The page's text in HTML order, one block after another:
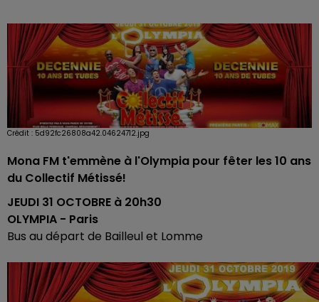
Crédit : 5d92fc26808a42.04624712.jpg
Mona FM t'emmène à l'Olympia pour fêter les 10 ans
du Collectif Métissé!
JEUDI 31 OCTOBRE à 20h30
OLYMPIA - Paris
Bus au départ de Bailleul et Lomme